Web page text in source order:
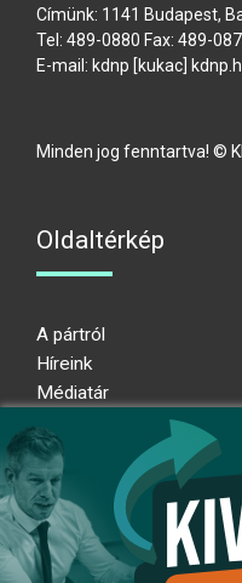
Címünk: 1141 Budapest,
Tel: 489-0880 Fax: 489-
E-mail: kdnp [kukac] kdnp.
Minden jog fenntartva! ©
Oldaltérkép
A pártról
Híreink
Médiatár
Adatkezelési nyilatkozat
Átláthatósági nyilatkozat
Ugrás az oldal tetejére